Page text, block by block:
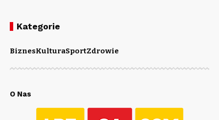
Kategorie
BiznesKulturaSportZdrowie
O Nas